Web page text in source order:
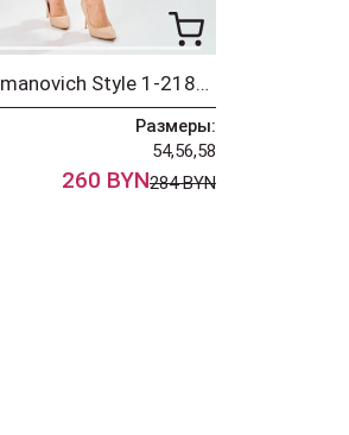
Платье Romanovich Style 1-2181 пудровый
Размеры:
54,56,58
260 BYN284 BYN